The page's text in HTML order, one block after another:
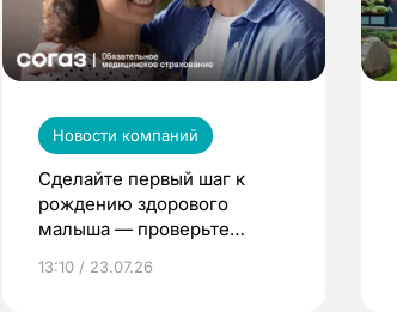
Новости компаний
Сделайте первый шаг к
рождению здорового
малыша — проверьте
по ОМС!
13:10 / 23.07.26